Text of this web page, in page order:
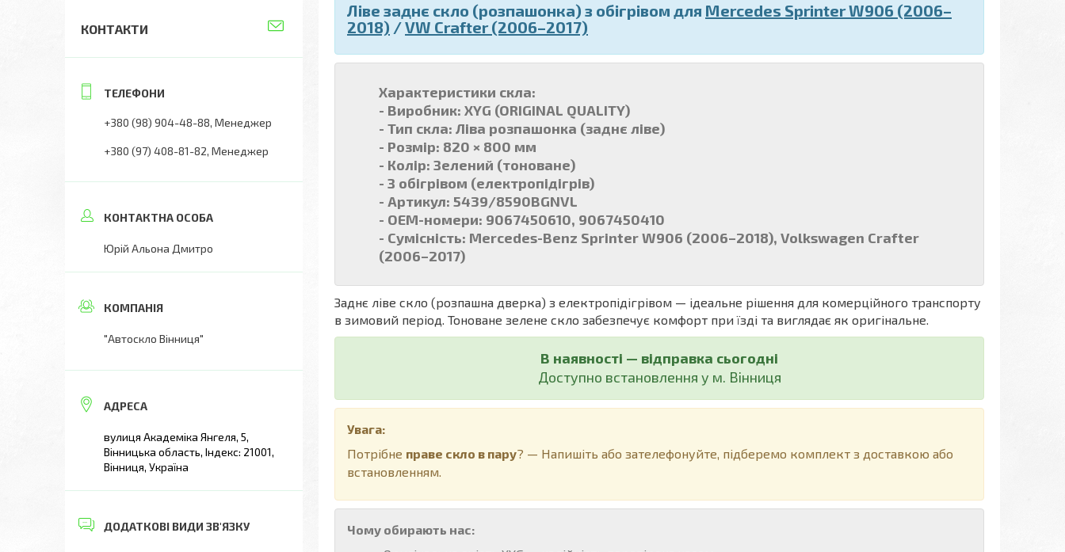
Ліве заднє скло (розпашонка) з обігрівом для Mercedes Sprinter W906 (2006–
2018) /VW Crafter (2006–2017)
Характеристики скла:
- Виробник: XYG (ORIGINAL QUALITY)
- Тип скла: Ліва розпашонка (заднє ліве)
- Розмір: 820 × 800 мм
- Колір: Зелений (тоноване)
- З обігрівом (електропідігрів)
- Артикул: 5439/8590BGNVL
- OEM-номери: 9067450610, 9067450410
- Сумісність: Mercedes-Benz Sprinter W906 (2006–2018), Volkswagen Crafter
(2006–2017)
Заднє ліве скло (розпашна дверка) з електропідігрівом — ідеальне рішення для комерційного транспорту
в зимовий період. Тоноване зелене скло забезпечує комфорт при їзді та виглядає як оригінальне.
В наявності — відправка сьогодні
Доступно встановлення у м. Вінниця
Увага:
Потрібне праве скло в пару? — Напишіть або зателефонуйте, підберемо комплект з доставкою або
встановленням.
Чому обирають нас:
КОНТАКТИ
+380 (98) 904-48-88 Менеджер
+380 (97) 408-81-82 Менеджер
Юрій Альона Дмитро
"Автоскло Вінниця"
вулиця Академіка Янгеля, 5,
Вінницька область, Індекс: 21001,
Вінниця, Україна